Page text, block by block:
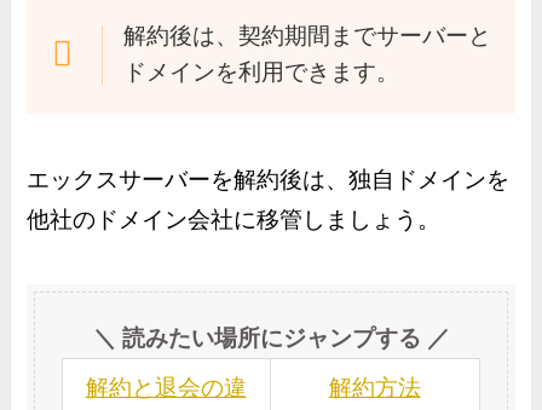
解約後は、契約期間までサーバーと
ドメインを利用できます。
エックスサーバーを解約後は、独自ドメインを
他社のドメイン会社に移管しましょう。
＼ 読みたい場所にジャンプする ／
解約と退会の違
解約方法